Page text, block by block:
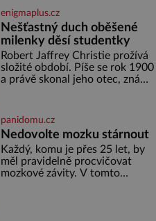
nikdo neodvážil podzemní
hrobku otevřít a její poklop tak
raději jen skrápí svěcenou
vodou. Za několik dní divné
burácení skutečně ustane. Když
o mnoho let později hrobku
enigmaplus.cz
Nešťastný duch oběšené
milenky děsí studentky
Robert Jaffrey Christie prožívá
složité období. Píše se rok 1900
a právě skonal jeho otec, známý
ale doprovázena ohromným
dědictvím
panidomu.cz
Nedovolte mozku stárnout
Každý, komu je přes 25 let, by
měl pravidelně procvičovat
mozkové závity. V tomto